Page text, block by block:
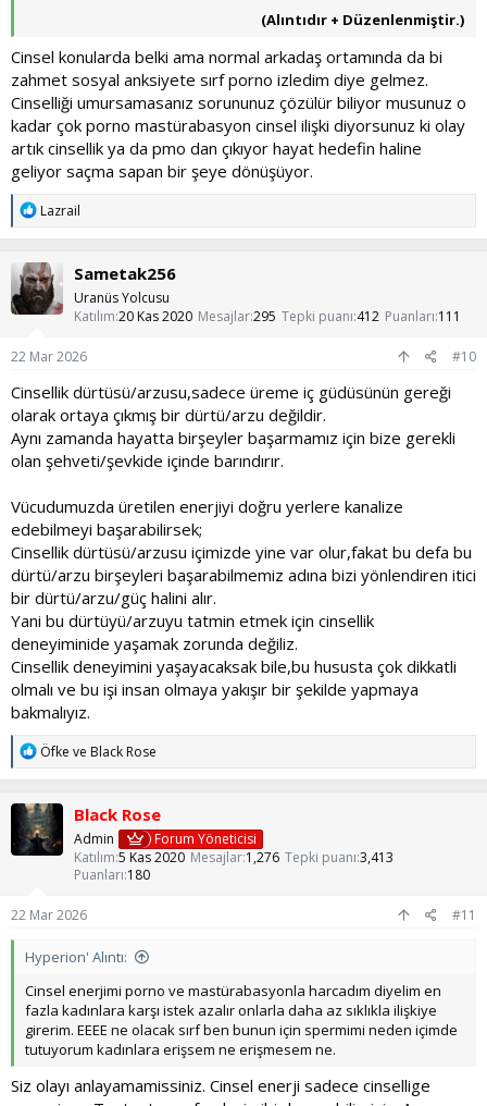
(Alıntıdır + Düzenlenmiştir.)
Cinsel konularda belki ama normal arkadaş ortamında da bi
zahmet sosyal anksiyete sırf porno izledim diye gelmez.
Cinselliği umursamasanız sorununuz çözülür biliyor musunuz o
kadar çok porno mastürabasyon cinsel ilişki diyorsunuz ki olay
artık cinsellik ya da pmo dan çıkıyor hayat hedefin haline
geliyor saçma sapan bir şeye dönüşüyor.
T
p
k
i
l
e
Lazrail
Sametak256
Uranüs Yolcusu
Katılım 20 Kas 2020 Mesajlar295 Tepki puanı 412 Puanları 111
22 Mar 2026 #10
Cinsellik dürtüsü/arzusu,sadece üreme iç güdüsünün gereği
olarak ortaya çıkmış bir dürtü/arzu değildir.
Aynı zamanda hayatta birşeyler başarmamız için bize gerekli
olan şehveti/şevkide içinde barındırır.
Vücudumuzda üretilen enerjiyi doğru yerlere kanalize
edebilmeyi başarabilirsek;
Cinsellik dürtüsü/arzusu içimizde yine var olur,fakat bu defa bu
dürtü/arzu birşeyleri başarabilmemiz adına bizi yönlendiren itici
bir dürtü/arzu/güç halini alır.
Yani bu dürtüyü/arzuyu tatmin etmek için cinsellik
deneyiminide yaşamak zorunda değiliz.
Cinsellik deneyimini yaşayacaksak bile,bu hususta çok dikkatli
olmalı ve bu işi insan olmaya yakışır bir şekilde yapmaya
bakmalıyız.
T
p
k
i
l
e
Öfke ve Black Rose
Black Rose
Admin
Forum Yöneticisi
Katılım 5 Kas 2020 Mesajlar 1,276 Tepki puanı 3,413
Puanları 180
22 Mar 2026 #11
Hyperion' Alıntı:
Cinsel enerjimi porno ve mastürabasyonla harcadım diyelim en
fazla kadınlara karşı istek azalır onlarla daha az sıklıkla ilişkiye
girerim. EEEE ne olacak sırf ben bunun için spermimi neden içimde
tutuyorum kadınlara erişsem ne erişmesem ne.
Siz olayı anlayamamissiniz. Cinsel enerji sadece cinsellige